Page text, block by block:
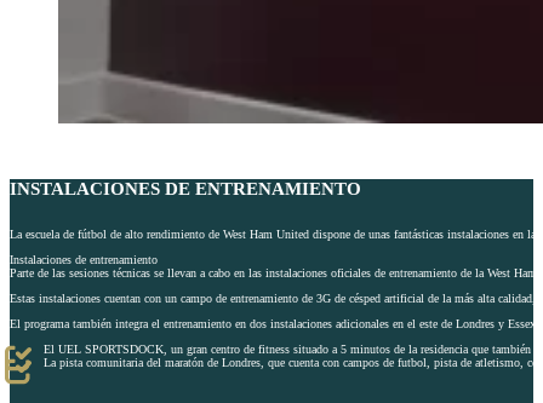
INSTALACIONES DE ENTRENAMIENTO
La escuela de fútbol de alto rendimiento de West Ham United dispone de unas fantásticas instalaciones en la
Instalaciones de entrenamiento
Parte de las sesiones técnicas se llevan a cabo en las instalaciones oficiales de entrenamiento de la West
Estas instalaciones cuentan con un campo de entrenamiento de 3G de césped artificial de la más alta calidad,
El programa también integra el entrenamiento en dos instalaciones adicionales en el este de Londres y Essex:
El UEL SPORTSDOCK, un gran centro de fitness situado a 5 minutos de la residencia que también
La pista comunitaria del maratón de Londres, que cuenta con campos de futbol, pista de atletismo,